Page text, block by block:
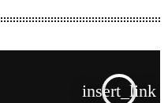
insert_link